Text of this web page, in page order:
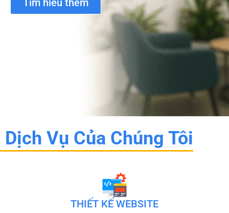
Tìm hiểu thêm
Dịch Vụ Của Chúng Tôi
THIẾT KẾ WEBSITE